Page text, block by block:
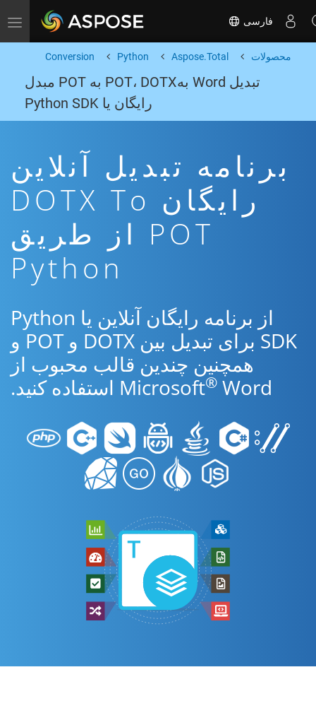
Toggle navigation فارسی
محصولات Aspose.Total
Python
Conversion
تبدیل Word بهPOT، DOTX به POT مبدل
رایگان یا Python SDK
برنامه تبدیل آنلاین
رایگان DOTX To
POT از طریق
Python
از برنامه رایگان آنلاین یا Python
SDK برای تبدیل بین DOTX و POT و
همچنین چندین قالب محبوب از
Microsoft® Word استفاده کنید.